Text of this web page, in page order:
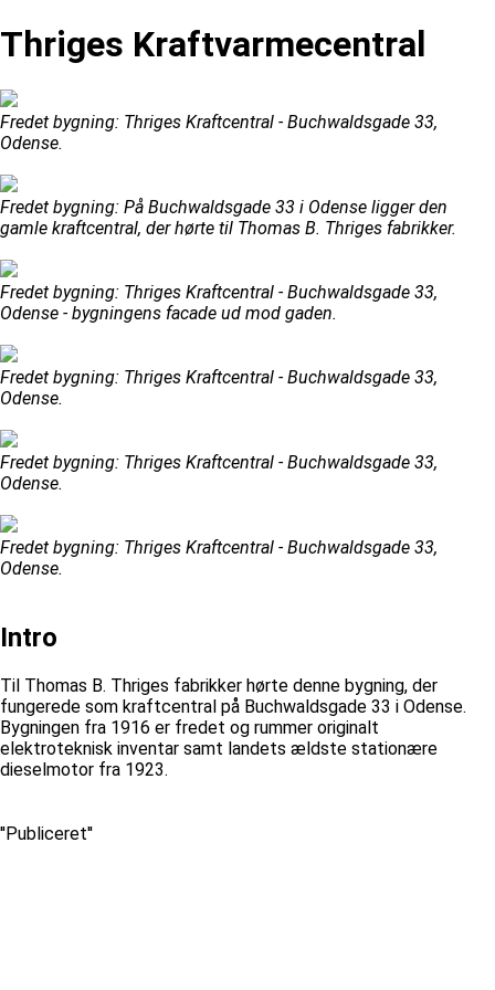
Thriges Kraftvarmecentral
Fredet bygning: Thriges Kraftcentral - Buchwaldsgade 33,
Odense.
Fredet bygning: På Buchwaldsgade 33 i Odense ligger den
gamle kraftcentral, der hørte til Thomas B. Thriges fabrikker.
Fredet bygning: Thriges Kraftcentral - Buchwaldsgade 33,
Odense - bygningens facade ud mod gaden.
Fredet bygning: Thriges Kraftcentral - Buchwaldsgade 33,
Odense.
Fredet bygning: Thriges Kraftcentral - Buchwaldsgade 33,
Odense.
Fredet bygning: Thriges Kraftcentral - Buchwaldsgade 33,
Odense.
Intro
Til Thomas B. Thriges fabrikker hørte denne bygning, der
fungerede som kraftcentral på Buchwaldsgade 33 i Odense.
Bygningen fra 1916 er fredet og rummer originalt
elektroteknisk inventar samt landets ældste stationære
dieselmotor fra 1923.
''Publiceret''